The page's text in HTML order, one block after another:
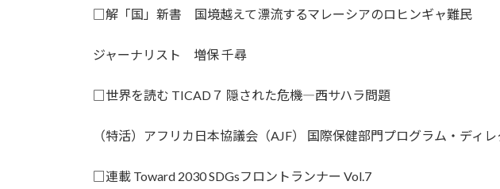
□解「国」新書 国境越えて漂流するマレーシアのロヒンギャ難民
ジャーナリスト 増保 千尋
□世界を読む TICAD７ 隠された危機―西サハラ問題
（特活）アフリカ日本協議会（AJF） 国際保健部門プログラム・ディ
□連載 Toward 2030 SDGsフロントランナー Vol.7